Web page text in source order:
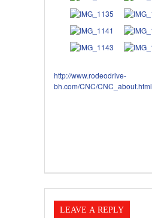
http://www.rodeodrive-
bh.com/CNC/CNC_about.html
LEAVE A REPLY